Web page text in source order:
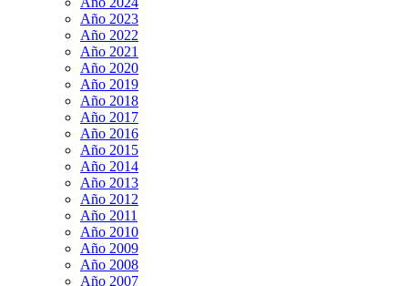
Año 2023
Año 2022
Año 2021
Año 2020
Año 2019
Año 2018
Año 2017
Año 2016
Año 2015
Año 2014
Año 2013
Año 2012
Año 2011
Año 2010
Año 2009
Año 2008
Año 2007